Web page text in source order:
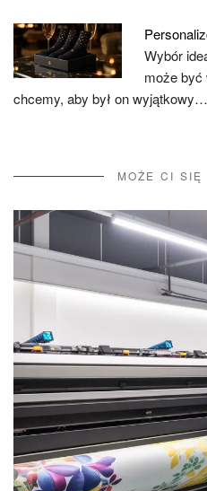
Wybór
może być
chcemy, aby był on wyjątkowy…
MOŻE CI SIĘ